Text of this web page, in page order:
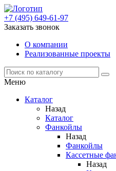
+7 (495) 649-61-97
Заказать звонок
О компании
Реализованные проекты
Меню
Каталог
Назад
Каталог
Фанкойлы
Назад
Фанкойлы
Кассетные
Назад